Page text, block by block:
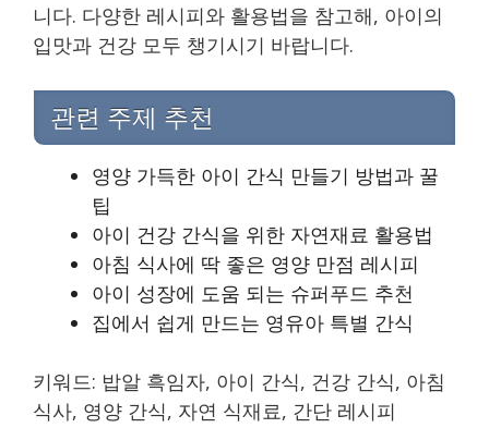
니다. 다양한 레시피와 활용법을 참고해, 아이의
입맛과 건강 모두 챙기시기 바랍니다.
관련 주제 추천
영양 가득한 아이 간식 만들기 방법과 꿀
팁
아이 건강 간식을 위한 자연재료 활용법
아침 식사에 딱 좋은 영양 만점 레시피
아이 성장에 도움 되는 슈퍼푸드 추천
집에서 쉽게 만드는 영유아 특별 간식
키워드: 밥알 흑임자, 아이 간식, 건강 간식, 아침
식사, 영양 간식, 자연 식재료, 간단 레시피